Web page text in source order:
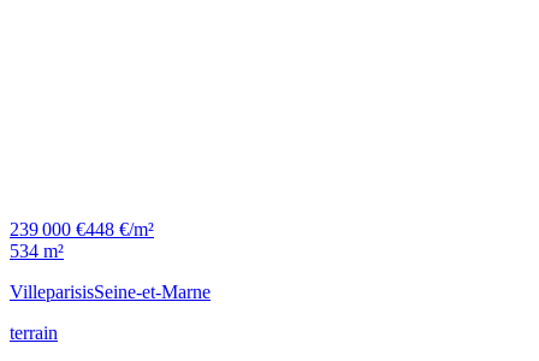
239 000 €448 €/m²
534 m²
VilleparisisSeine-et-Marne
terrain